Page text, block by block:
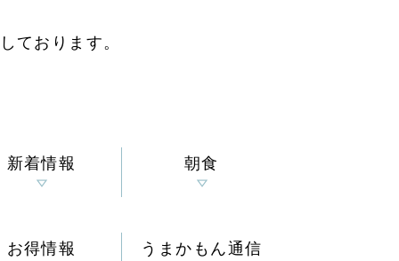
ております。
新着情報 朝食
お得情報 うまかもん通信